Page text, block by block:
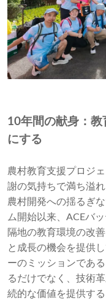
10年間の献身：教
にする
農村教育支援プロジ
謝の気持ちで満ち溢
農村開発への揺るぎ
ム開始以来、ACEバ
隔地の教育環境の改
と成長の機会を提供
ーのミッションであ
るだけでなく、技術
続的な価値を提供す